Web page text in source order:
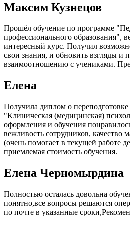
Максим Кузнецов
Прошёл обучение по программе
профессионального образования",
интересный курс. Получил
свои знания, и обновить взгляды и
взаимоотношению с учениками.
Елена
Получила диплом о
"Клиническая (медицинская)
оформления и обучения
вежливость сотрудников, качество
(очень помогает в текущей работе
приемлемая стоимость обучения.
Елена Черномырдина
Полностью осталась довольна
понятно,все вопросы решаются
по почте в указанные